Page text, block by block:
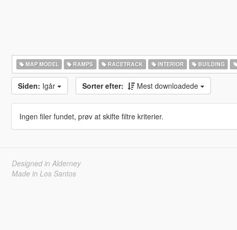
MAP MODEL RAMPS RACETRACK INTERIOR BUILDING
Siden: Igår Sorter efter: Mest downloadede
Ingen filer fundet, prøv at skifte filtre kriterier.
Designed in Alderney
Made in Los Santos